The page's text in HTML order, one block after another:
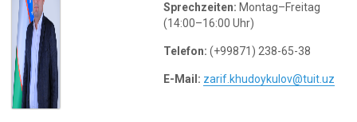
Sprechzeiten: Montag–Freitag
(14:00–16:00 Uhr)
Telefon: (+99871) 238-65-38
E-Mail: zarif.khudoykulov@tuit.uz